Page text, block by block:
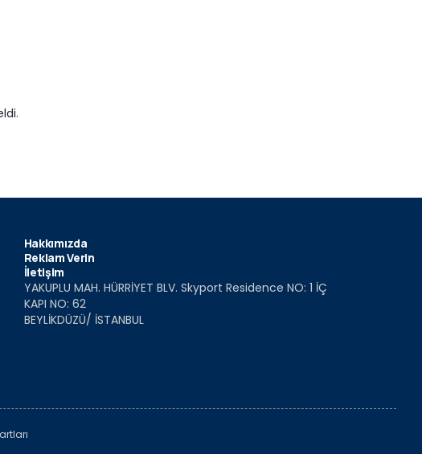
Hakkımızda
Reklam Verin
İletişim
YAKUPLU MAH. HÜRRİYET BLV. Skyport Residence NO: 1 İÇ
KAPI NO: 62
BEYLİKDÜZÜ/ İSTANBUL